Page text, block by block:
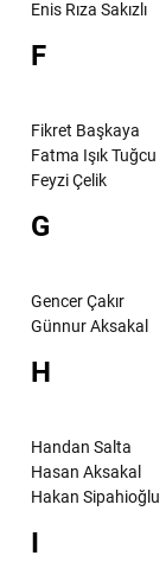
Enis Rıza Sakızlı
F
Fikret Başkaya
Fatma Işık Tuğcu
Feyzi Çelik
G
Gencer Çakır
Günnur Aksakal
H
Handan Salta
Hasan Aksakal
Hakan Sipahioğlu
I